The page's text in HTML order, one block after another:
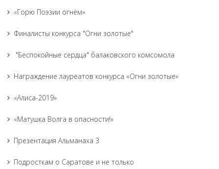
«Горю Поэзии огнём»
Финалисты конкурса "Огни золотые"
"Беспокойные сердца" балаковского комсомола
Награждение лауреатов конкурса «Огни золотые»
«Алиса-2019»
«Матушка Волга в опасности!»
Презентация Альманаха 3
Подросткам о Саратове и не только